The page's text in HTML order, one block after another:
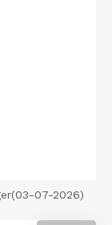
07-2026)